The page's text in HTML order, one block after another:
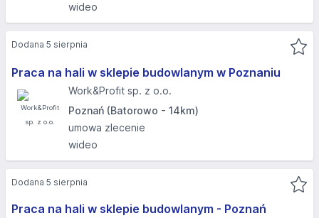
wideo
Praca na hali w sklepie budowlanym w Poznaniu
Work&Profit sp. z o.o.
Poznań (Batorowo - 14km)
umowa zlecenie
wideo
Dodana 5 sierpnia
Praca na hali w sklepie budowlanym - Poznań
Dodana 5 sierpnia